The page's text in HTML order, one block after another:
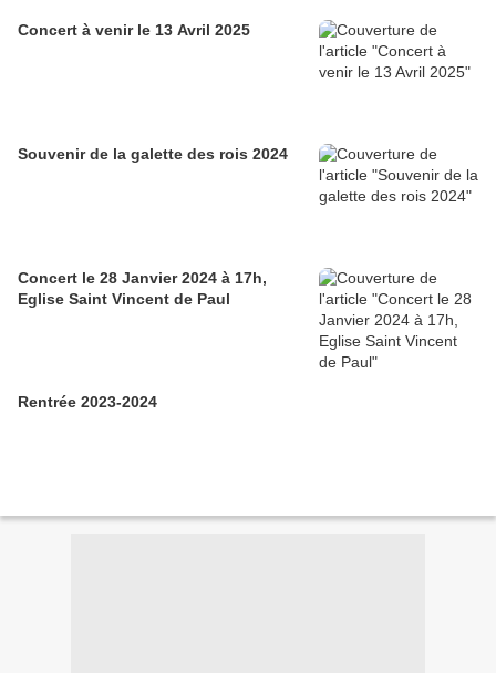
Concert à venir le 13 Avril 2025
Souvenir de la galette des rois 2024
Concert le 28 Janvier 2024 à 17h,
Eglise Saint Vincent de Paul
Rentrée 2023-2024